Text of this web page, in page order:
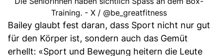
Training. - X / @be_greatfitness
Bailey glaubt fest daran, dass Sport nicht nur gut
für den Körper ist, sondern auch das Gemüt
erhellt: «Sport und Bewegung heitern die Leute